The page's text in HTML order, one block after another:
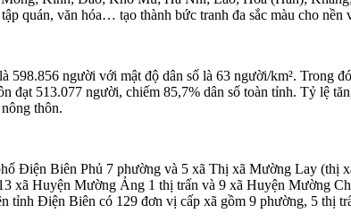
quán, văn hóa… tạo thành bức tranh đa sắc màu cho nền
người với mật độ dân số là 63 người/km². Trong
đạt 513.077 người, chiếm 85,7% dân số toàn tỉnh. Tỷ
thôn.
Điện Biên Phủ 7 phường và 5 xã Thị xã Mường Lay
Huyện Mường Ảng 1 thị trấn và 9 xã Huyện Mường
tỉnh Điện Biên có 129 đơn vị cấp xã gồm 9 phường, 5 thị